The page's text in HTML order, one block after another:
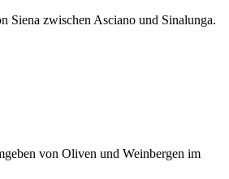
Siena zwischen Asciano und Sinalunga.
von Oliven und Weinbergen im